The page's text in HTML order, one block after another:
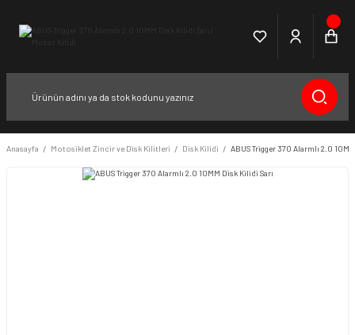
Anasayfa Motosiklet Zincir ve Disk Kilitleri Disk Kilidi ABUS Trigger 370 Alarmlı 2.0